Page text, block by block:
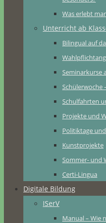
Was erlebt
Unterricht ab
Bilingual auf
Seminarkurse
Schülerwoche
Schulfahrten
Projekte und
Politiktage
Kunstprojekte
Sommer- und
Certi-Lingua
Digitale Bildung
ISerV
Manual – Wie